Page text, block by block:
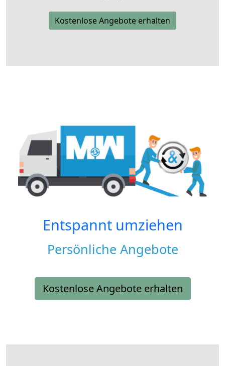
Kostenlose Angebote erhalten
Entspannt umziehen
Persönliche Angebote
Kostenlose Angebote erhalten